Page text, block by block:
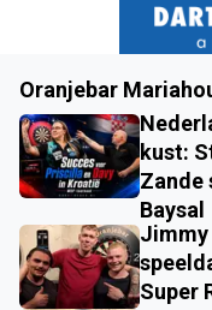
Oranjebar
kust:
Zande
Baysal
Jimmy
Super